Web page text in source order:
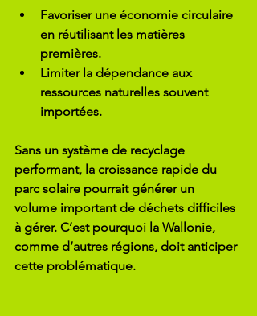
Favoriser une économie circulaire
en réutilisant les matières
premières.
Limiter la dépendance aux
ressources naturelles souvent
importées.
Sans un système de recyclage
performant, la croissance rapide du
parc solaire pourrait générer un
volume important de déchets difficiles
à gérer. C’est pourquoi la Wallonie,
comme d’autres régions, doit anticiper
cette problématique.